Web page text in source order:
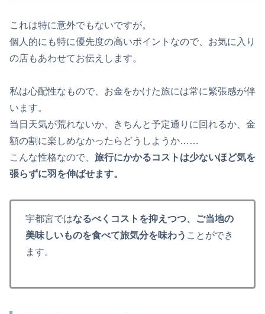
これは特に意外でもないですが。
個人的にも特に優先度の高いポイントなので、お気に入り
の店もあわせてお伝えします。
私は心配性なもので、お金をかけた旅には常に緊張感が伴
います。
当日天気が荒れないか、きちんと予定通りに回れるか、金
額の割に楽しめなかったらどうしようか……
こんな性格なので、 旅行にかかるコストは少ないほど気を
張らずに羽を伸ばせます。
宇都宮ではなるべくコストを抑えつつ、ご当地の
美味しいものを食べて旅気分を味わう ことができ
ます。